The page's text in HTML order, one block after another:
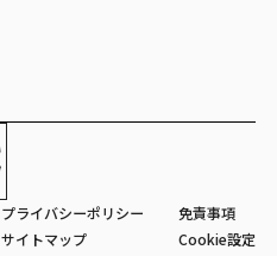
プライバシーポリシー
免責事項
サイトマップ
Cookie設定